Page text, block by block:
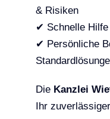
& Risiken
✔ Schnelle
✔ Persönliche
Die Kanzlei
Ihr